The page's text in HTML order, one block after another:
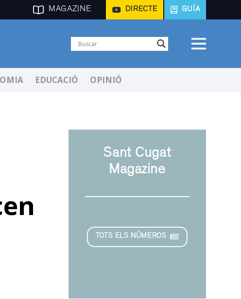
MAGAZINE DIRECTE GUÍA
EDUCACIÓ OPINIÓ
Sant Cugat
Magazine
TOTS ELS NÚMEROS